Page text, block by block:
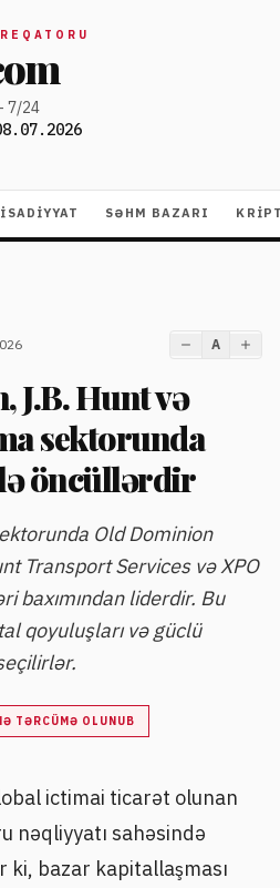
7/24
SƏHM BAZARI
A
J.B. Hunt və
sektorunda
öncüllərdir
Old Dominion
Transport Services və XPO
baxımından liderdir. Bu
qoyuluşları və güclü
TƏRCÜMƏ OLUNUB
ictimai ticarət olunan
nəqliyyatı sahəsində
ki, bazar kapitallaşması